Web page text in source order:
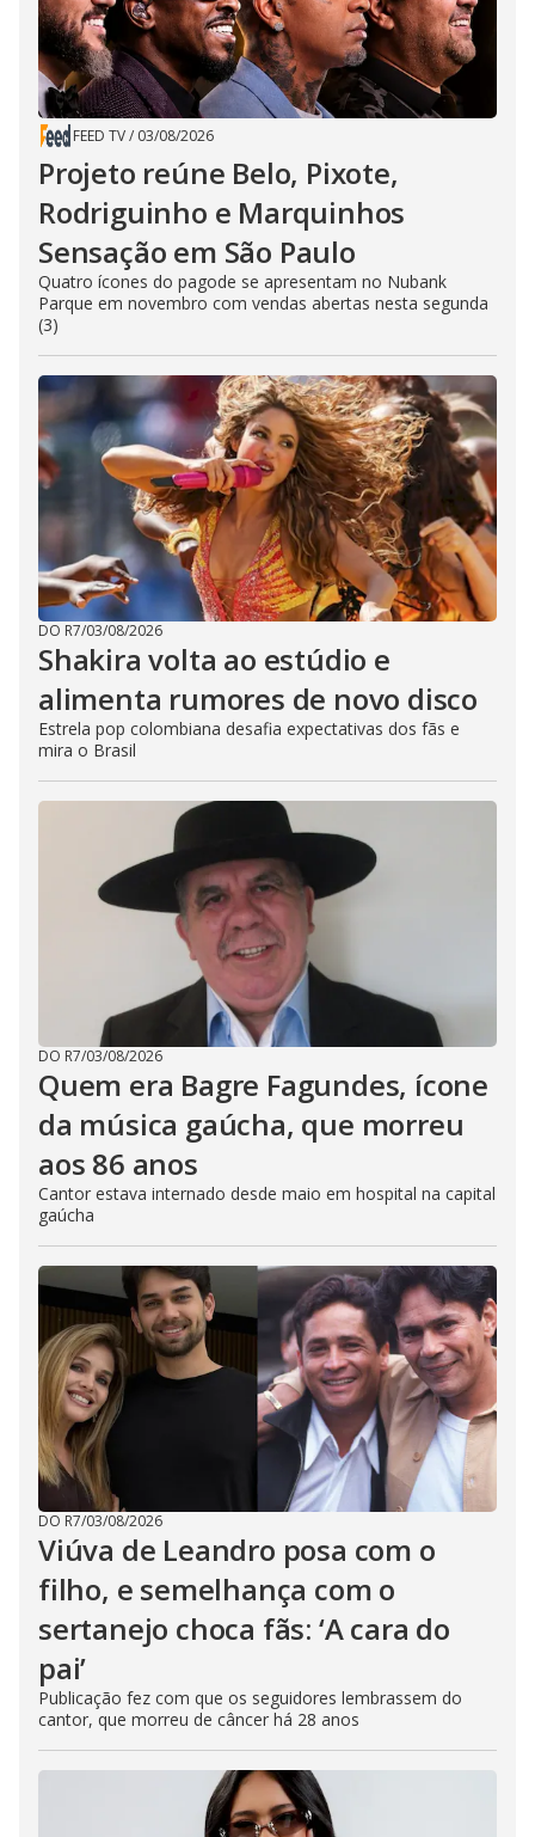
FEED TV/ 03/08/2026
Projeto reúne Belo, Pixote,
Rodriguinho e Marquinhos
Sensação em São Paulo
Quatro ícones do pagode se apresentam no Nubank
Parque em novembro com vendas abertas nesta segunda
(3)
DO R7/03/08/2026
Shakira volta ao estúdio e
alimenta rumores de novo disco
Estrela pop colombiana desafia expectativas dos fãs e
mira o Brasil
DO R7/03/08/2026
Quem era Bagre Fagundes, ícone
da música gaúcha, que morreu
aos 86 anos
Cantor estava internado desde maio em hospital na capital
gaúcha
DO R7/03/08/2026
Viúva de Leandro posa com o
filho, e semelhança com o
sertanejo choca fãs: ‘A cara do
pai’
Publicação fez com que os seguidores lembrassem do
cantor, que morreu de câncer há 28 anos